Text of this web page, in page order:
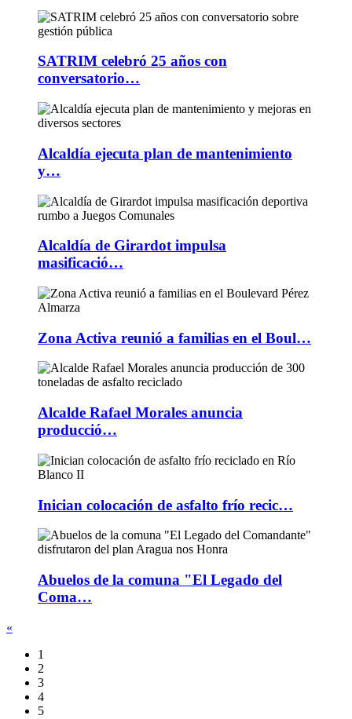
SATRIM celebró 25 años con
conversatorio…
Alcaldía ejecuta plan de mantenimiento
y…
Alcaldía de Girardot impulsa
masificació…
Zona Activa reunió a familias en el Boul…
Alcalde Rafael Morales anuncia
producció…
Inician colocación de asfalto frío recic…
Abuelos de la comuna "El Legado del
Coma…
«
1
2
3
4
5